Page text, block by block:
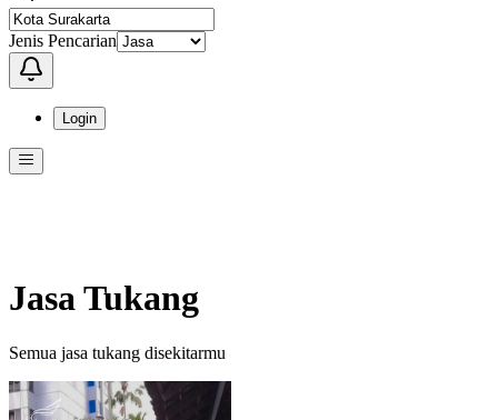
Jenis Pencarian
Login
Jasa Tukang
Semua jasa tukang disekitarmu